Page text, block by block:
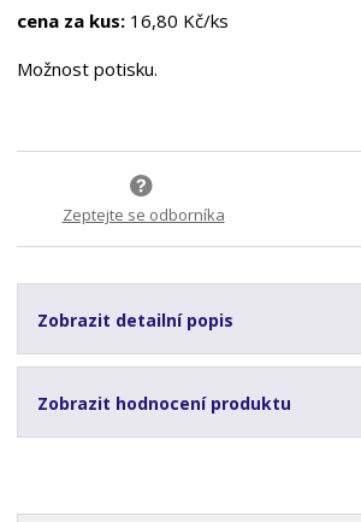
cena za kus: 16,80 Kč/ks
Možnost potisku.
Zeptejte se odborníka
Zobrazit detailní popis
Zobrazit hodnocení produktu